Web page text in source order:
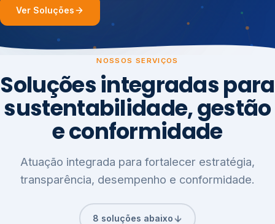
Ver Soluções
NOSSOS SERVIÇOS
Soluções integradas para
sustentabilidade, gestão
e conformidade
Atuação integrada para fortalecer estratégia,
transparência, desempenho e conformidade.
8 soluções abaixo